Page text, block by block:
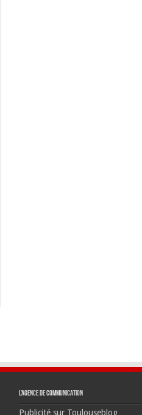
L’agence de communication
Publicité sur Toulouseblog